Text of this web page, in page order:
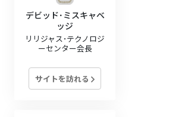
デビッド･ミスキャベ
ッジ
リリジャス･テクノロジ
ーセンター会長
サイトを訪れる